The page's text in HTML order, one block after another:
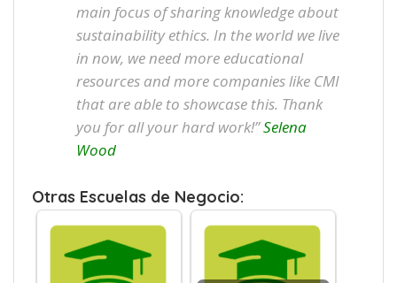
main focus of sharing knowledge about
sustainability ethics. In the world we live
in now, we need more educational
resources and more companies like CMI
that are able to showcase this. Thank
you for all your hard work!”Selena
Wood
Otras Escuelas de Negocio: